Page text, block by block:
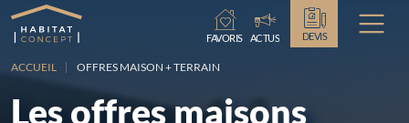
Chargement...
FAVORIS
ACTUS DEVIS
ACCUEIL OFFRES MAISON + TERRAIN
Les offres maisons